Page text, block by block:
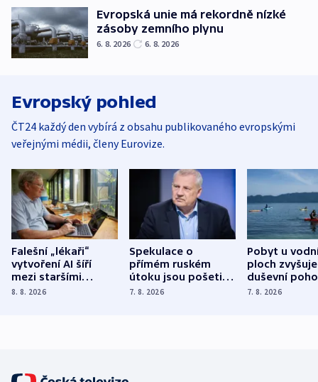
Evropská unie má rekordně nízké
zásoby zemního plynu
6. 8. 2026 6. 8. 2026
Evropský pohled
ČT24 každý den vybírá z obsahu publikovaného evropskými
veřejnými médii, členy Eurovize.
Falešní „lékaři“
vytvoření AI šíří
mezi staršími
Poláky nebezpečné
8. 8. 2026
Spekulace o
přímém ruském
útoku jsou pošetilé,
míní estonský
7. 8. 2026
Pobyt u
ploch zvyšuje
duševní
ukázala
7. 8. 2026